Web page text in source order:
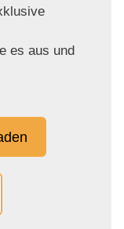
es aus und